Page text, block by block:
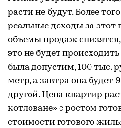
расти не будут. Более
реальные доходы за этот
объемы продаж
это не будет
была допустим, 100 тыс.
метр, а завтра она будет
другой. Цена квартир
котловане» с ростом
стоимости готового